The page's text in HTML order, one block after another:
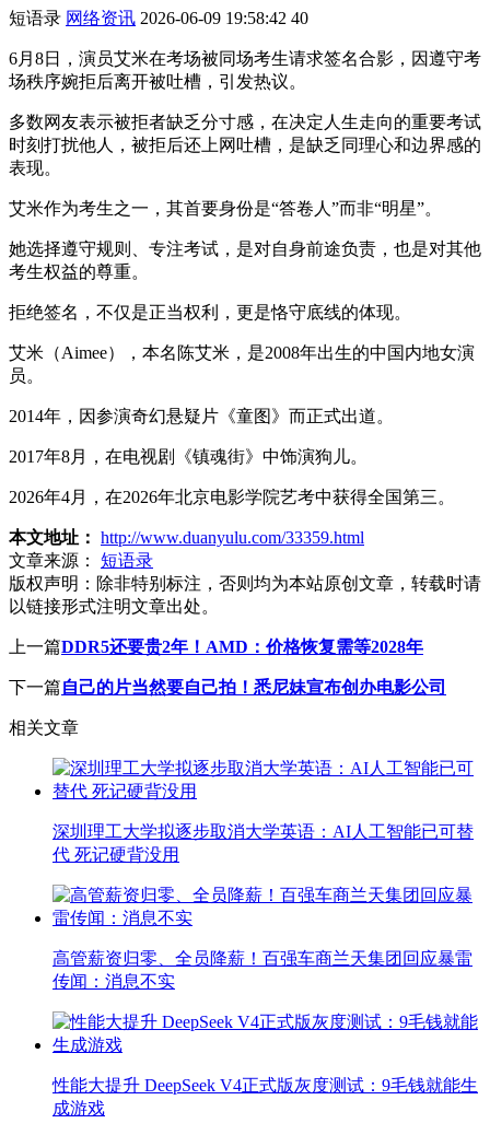
短语录 网络资讯 2026-06-09 19:58:42 40
6月8日，演员艾米在考场被同场考生请求签名合影，因遵守考
场秩序婉拒后离开被吐槽，引发热议。
多数网友表示被拒者缺乏分寸感，在决定人生走向的重要考试
时刻打扰他人，被拒后还上网吐槽，是缺乏同理心和边界感的
表现。
艾米作为考生之一，其首要身份是“答卷人”而非“明星”。
她选择遵守规则、专注考试，是对自身前途负责，也是对其他
考生权益的尊重。
拒绝签名，不仅是正当权利，更是恪守底线的体现。
艾米（Aimee），本名陈艾米，是2008年出生的中国内地女演
员。
2014年，因参演奇幻悬疑片《童图》而正式出道。
2017年8月，在电视剧《镇魂街》中饰演狗儿。
2026年4月，在2026年北京电影学院艺考中获得全国第三。
本文地址： http://www.duanyulu.com/33359.html
文章来源：
短语录
版权声明： 除非特别标注，否则均为本站原创文章，转载时请
以链接形式注明文章出处。
上一篇DDR5还要贵2年！AMD：价格恢复需等2028年
下一篇自己的片当然要自己拍！悉尼妹宣布创办电影公司
相关文章
深圳理工大学拟逐步取消大学英语：AI人工智能已可替
代 死记硬背没用
高管薪资归零、全员降薪！百强车商兰天集团回应暴雷
传闻：消息不实
性能大提升 DeepSeek V4正式版灰度测试：9毛钱就能生
成游戏